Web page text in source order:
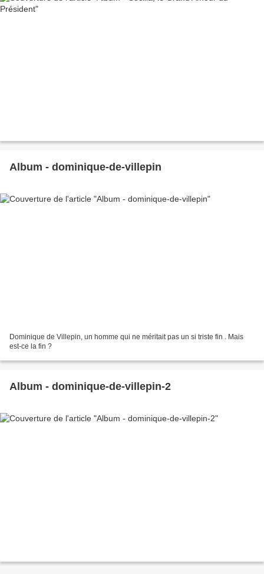
Album - dominique-de-villepin
Dominique de Villepin, un homme qui ne méritait pas un si triste fin . Mais
est-ce la fin ?
Album - dominique-de-villepin-2